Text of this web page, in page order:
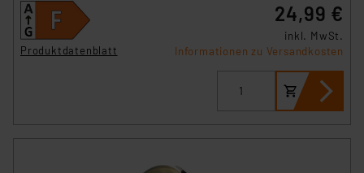
Produktdatenblatt
24,99 €
inkl. MwSt.
Informationen zu Versandkosten